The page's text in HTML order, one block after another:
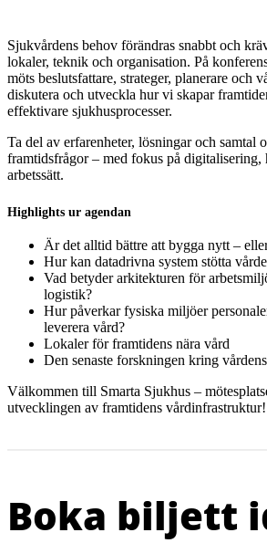
Sjukvårdens behov förändras snabbt och
lokaler, teknik och organisation. På
möts beslutsfattare, strateger, planerare och
diskutera och utveckla hur vi skapar
effektivare sjukhusprocesser.
Ta del av erfarenheter, lösningar och samtal
framtidsfrågor – med fokus på digitalisering,
arbetssätt.
Highlights ur agendan
Är det alltid bättre att bygga nytt –
Hur kan datadrivna system stötta
Vad betyder arkitekturen för
logistik?
Hur påverkar fysiska miljöer
leverera vård?
Lokaler för framtidens nära vård
Den senaste forskningen kring
Välkommen till Smarta Sjukhus –
utvecklingen av framtidens vårdinfrastruktur!
Boka biljett